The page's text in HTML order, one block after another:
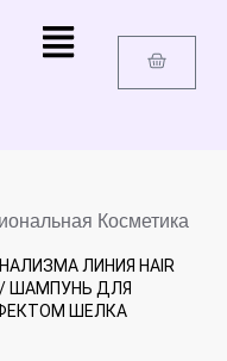
Косметика
ЛИНИЯ HAIR
/ ШАМПУНЬ ДЛЯ
ШЕЛКА